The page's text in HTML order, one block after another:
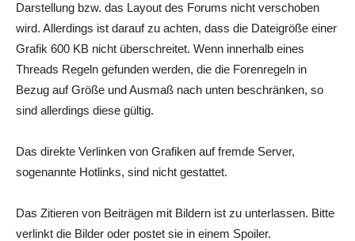
Darstellung bzw. das Layout des Forums nicht verschoben
wird. Allerdings ist darauf zu achten, dass die Dateigröße einer
Grafik 600 KB nicht überschreitet. Wenn innerhalb eines
Threads Regeln gefunden werden, die die Forenregeln in
Bezug auf Größe und Ausmaß nach unten beschränken, so
sind allerdings diese gültig.
Das direkte Verlinken von Grafiken auf fremde Server,
sogenannte Hotlinks, sind nicht gestattet.
Das Zitieren von Beiträgen mit Bildern ist zu unterlassen. Bitte
verlinkt die Bilder oder postet sie in einem Spoiler.